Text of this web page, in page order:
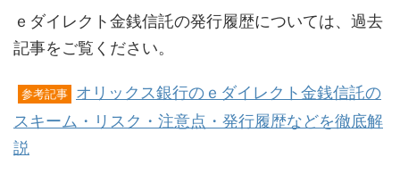
ｅダイレクト金銭信託の発行履歴については、過去
記事をご覧ください。
参考記事
オリックス銀行のｅダイレクト金銭信託の
スキーム・リスク・注意点・発行履歴などを徹底解
説